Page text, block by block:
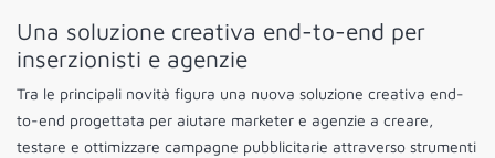
Una soluzione creativa end-to-end per
inserzionisti e agenzie
Tra le principali novità figura una nuova soluzione creativa end-
to-end progettata per aiutare marketer e agenzie a creare,
testare e ottimizzare campagne pubblicitarie attraverso strumenti